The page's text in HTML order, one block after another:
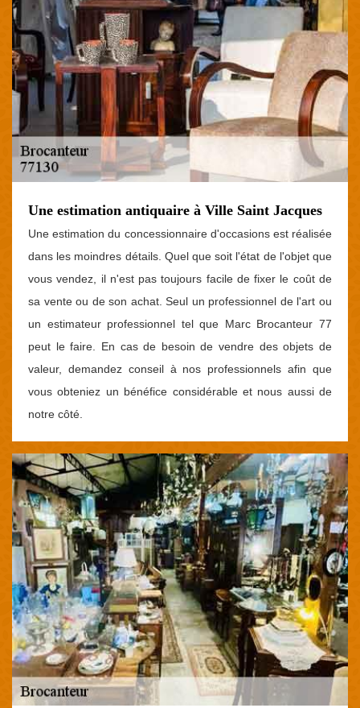
Une estimation antiquaire à Ville Saint Jacques
Une estimation du concessionnaire d'occasions est réalisée
dans les moindres détails. Quel que soit l'état de l'objet que
vous vendez, il n'est pas toujours facile de fixer le coût de
sa vente ou de son achat. Seul un professionnel de l'art ou
un estimateur professionnel tel que Marc Brocanteur 77
peut le faire. En cas de besoin de vendre des objets de
valeur, demandez conseil à nos professionnels afin que
vous obteniez un bénéfice considérable et nous aussi de
notre côté.